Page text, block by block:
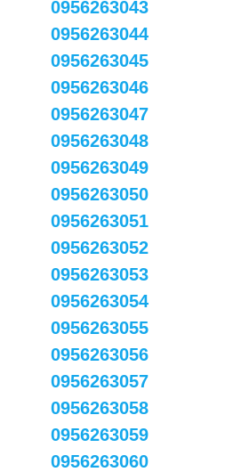
0956263043
0956263044
0956263045
0956263046
0956263047
0956263048
0956263049
0956263050
0956263051
0956263052
0956263053
0956263054
0956263055
0956263056
0956263057
0956263058
0956263059
0956263060